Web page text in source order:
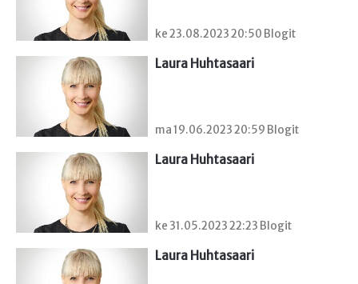
ke 23.08.2023 20:50 Blogit
Laura Huhtasaari
ma 19.06.2023 20:59 Blogit
Laura Huhtasaari
ke 31.05.2023 22:23 Blogit
Laura Huhtasaari